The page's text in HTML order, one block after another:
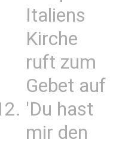
Italiens
Kirche
ruft zum
Gebet auf
'Du hast
mir den